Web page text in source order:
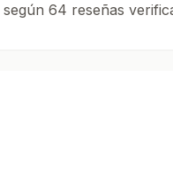
64 reseñas